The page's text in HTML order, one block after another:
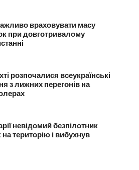
враховувати масу
при довготривалому
розпочалися всеукраїнські
з лижних перегонів на
невідомий безпілотник
територію і вибухнув